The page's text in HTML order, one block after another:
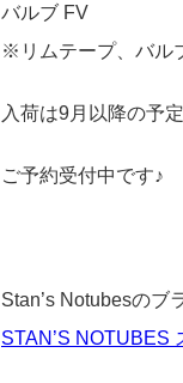
バルブ FV
※リムテープ、バル
入荷は9月以降の予定
ご予約受付中です♪
Stan’s Notubesのブ
STAN’S NOTUBES